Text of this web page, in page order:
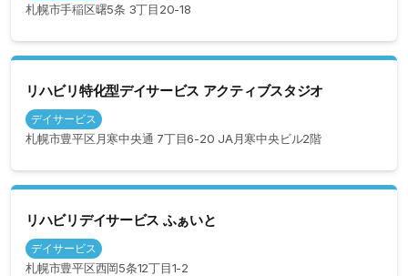
札幌市手稲区曙5条 3丁目20-18
リハビリ特化型デイサービス アクティブスタジオ
デイサービス
札幌市豊平区月寒中央通 7丁目6-20 JA月寒中央ビル2階
リハビリデイサービス ふぁいと
デイサービス
札幌市豊平区西岡5条12丁目1-2